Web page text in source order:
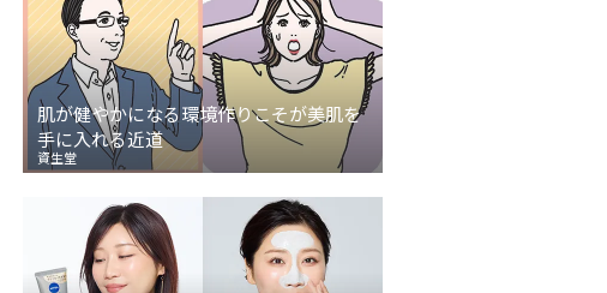
肌が健やかになる環境作りこそが美肌を
手に入れる近道
資生堂